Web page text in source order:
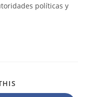
políticas y